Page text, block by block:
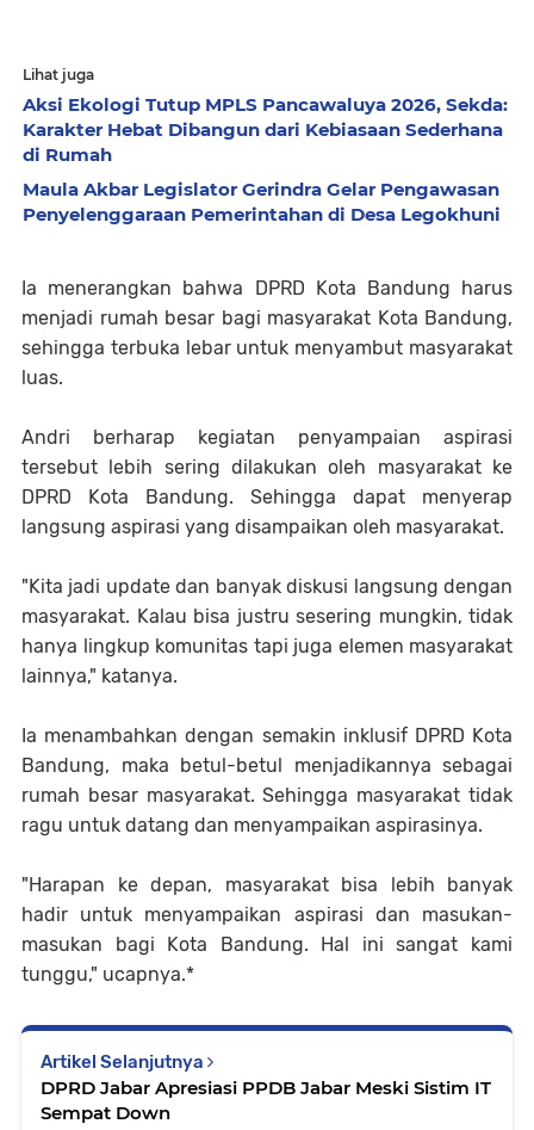
Lihat juga
Aksi Ekologi Tutup MPLS Pancawaluya 2026, Sekda:
Karakter Hebat Dibangun dari Kebiasaan Sederhana
di Rumah
Maula Akbar Legislator Gerindra Gelar Pengawasan
Penyelenggaraan Pemerintahan di Desa Legokhuni
Ia menerangkan bahwa DPRD Kota Bandung harus
menjadi rumah besar bagi masyarakat Kota Bandung,
sehingga terbuka lebar untuk menyambut masyarakat
luas.
Andri berharap kegiatan penyampaian aspirasi
tersebut lebih sering dilakukan oleh masyarakat ke
DPRD Kota Bandung. Sehingga dapat menyerap
langsung aspirasi yang disampaikan oleh masyarakat.
"Kita jadi update dan banyak diskusi langsung dengan
masyarakat. Kalau bisa justru sesering mungkin, tidak
hanya lingkup komunitas tapi juga elemen masyarakat
lainnya," katanya.
Ia menambahkan dengan semakin inklusif DPRD Kota
Bandung, maka betul-betul menjadikannya sebagai
rumah besar masyarakat. Sehingga masyarakat tidak
ragu untuk datang dan menyampaikan aspirasinya.
"Harapan ke depan, masyarakat bisa lebih banyak
hadir untuk menyampaikan aspirasi dan masukan-
masukan bagi Kota Bandung. Hal ini sangat kami
tunggu," ucapnya.*
Artikel Selanjutnya
DPRD Jabar Apresiasi PPDB Jabar Meski Sistim IT
Sempat Down